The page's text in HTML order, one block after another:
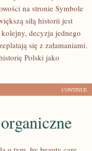
na stronie Symbole
siłą historii jest
decyzja jednego
się z załamaniami.
Polski jako
CONTINUE